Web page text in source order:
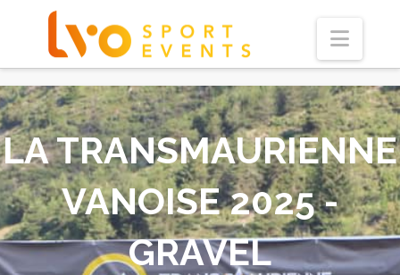
LA TRANSMAURIENNE
VANOISE 2025 -
GRAVEL